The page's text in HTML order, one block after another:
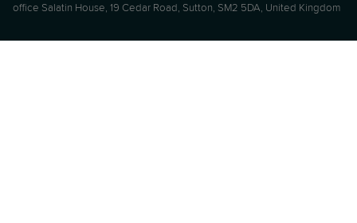
office Salatin House, 19 Cedar Road, Sutton, SM2 5DA, United Kingdom